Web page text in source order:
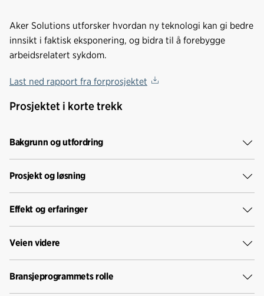
e
b
k
e
o
Aker Solutions utforsker hvordan ny teknologi kan gi bedre
innsikt i faktisk eksponering, og bidra til å forebygge
arbeidsrelatert sykdom.
Last ned rapport fra forprosjektet
Prosjektet i korte trekk
Bakgrunn og utfordring
Prosjekt og løsning
Effekt og erfaringer
Veien videre
Bransjeprogrammets rolle